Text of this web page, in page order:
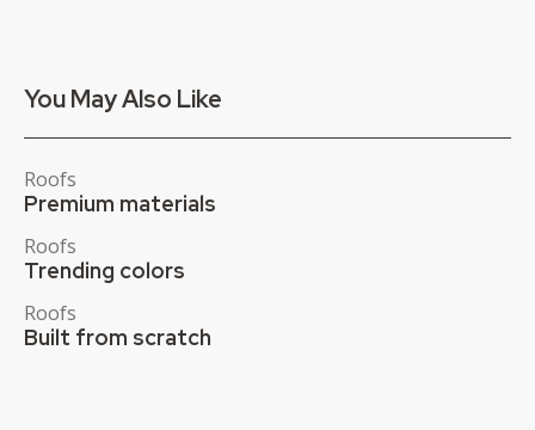
You May Also Like
Roofs
Premium materials
Roofs
Trending colors
Roofs
Built from scratch